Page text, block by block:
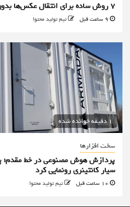
۷ روش ساده برای انتقال عکس‌ها بدون افت کیفیت
تیم تولید محتوا
1 دقیقه خوانده شده
سخت افزارها
پردازش هوش مصنوعی در خط مقدم؛
سیار کانتینری رونمایی کرد
تیم تولید محتوا